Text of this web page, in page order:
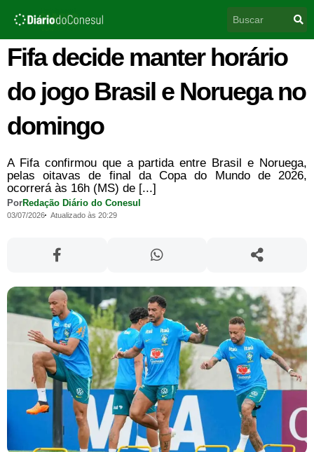
para
conteúdo
Fifa decide manter horário
do jogo Brasil e Noruega no
domingo
A Fifa confirmou que a partida entre Brasil e Noruega,
pelas oitavas de final da Copa do Mundo de 2026,
ocorrerá às 16h (MS) de [...]
PorRedação Diário do Conesul
03/07/2026 Atualizado às 20:29